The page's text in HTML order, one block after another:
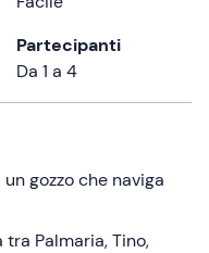
Partecipanti
Da 1 a 4
gozzo che naviga
Palmaria, Tino,